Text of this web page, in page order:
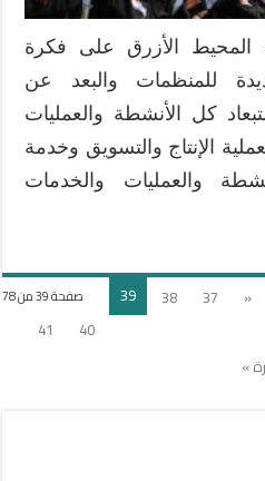
المحيط الأزرق على فكرة
للمنظمات والبعد عن
كل الأنشطة والعمليات
الإنتاج والتسويق وخدمة
والعمليات والخدمات
صفحة 39 من 78 «
37
38
39
40
41
»